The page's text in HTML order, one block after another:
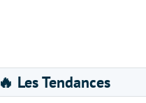
🔥 Les Tendances